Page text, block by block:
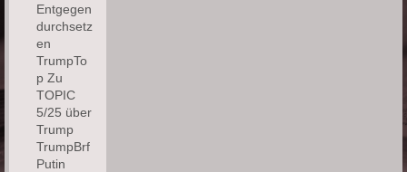
Entgegen
durchsetz
en
TrumpTo
p Zu
TOPIC
5/25 über
Trump
TrumpBrf
Putin